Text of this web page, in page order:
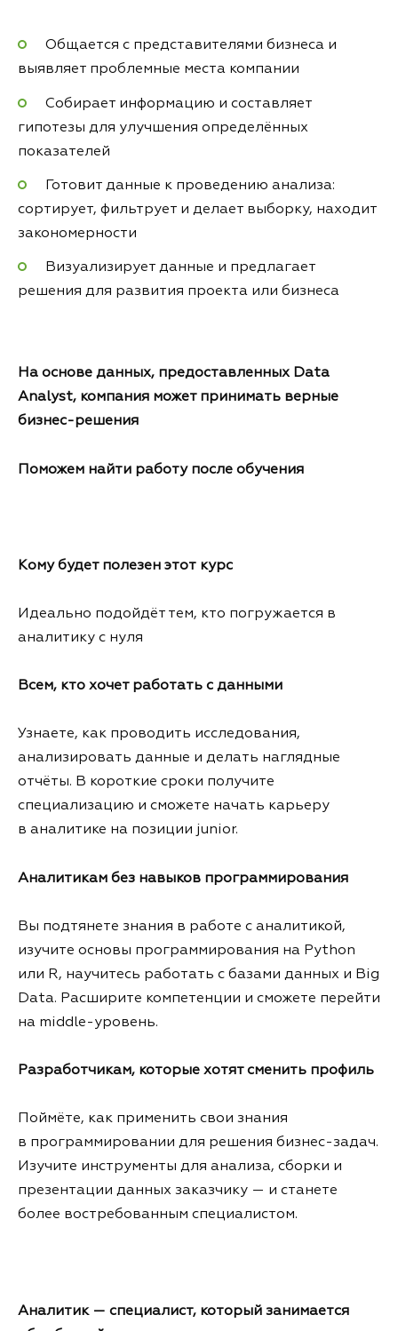
Общается с представителями бизнеса и
выявляет проблемные места компании
Собирает информацию и составляет
гипотезы для улучшения определённых
показателей
Готовит данные к проведению анализа:
сортирует, фильтрует и делает выборку, находит
закономерности
Визуализирует данные и предлагает
решения для развития проекта или бизнеса
На основе данных, предоставленных Data
Analyst, компания может принимать верные
бизнес-решения
Поможем найти работу после обучения
Кому будет полезен этот курс
Идеально подойдёт тем, кто погружается в
аналитику с нуля
Всем, кто хочет работать с данными
Узнаете, как проводить исследования,
анализировать данные и делать наглядные
отчёты. В короткие сроки получите
специализацию и сможете начать карьеру
в аналитике на позиции junior.
Аналитикам без навыков программирования
Вы подтянете знания в работе с аналитикой,
изучите основы программирования на Python
или R, научитесь работать с базами данных и Big
Data. Расширите компетенции и сможете перейти
на middle-уровень.
Разработчикам, которые хотят сменить профиль
Поймёте, как применить свои знания
в программировании для решения бизнес-задач.
Изучите инструменты для анализа, сборки и
презентации данных заказчику — и станете
более востребованным специалистом.
Аналитик — специалист, который занимается